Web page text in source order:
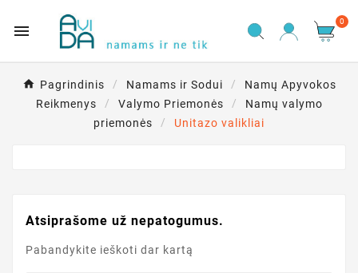

0
Pagrindinis Namams ir Sodui
Namų Apyvokos
Reikmenys
Valymo Priemonės
Namų valymo
priemonės
Unitazo valikliai
Atsiprašome už nepatogumus.
Pabandykite ieškoti dar kartą